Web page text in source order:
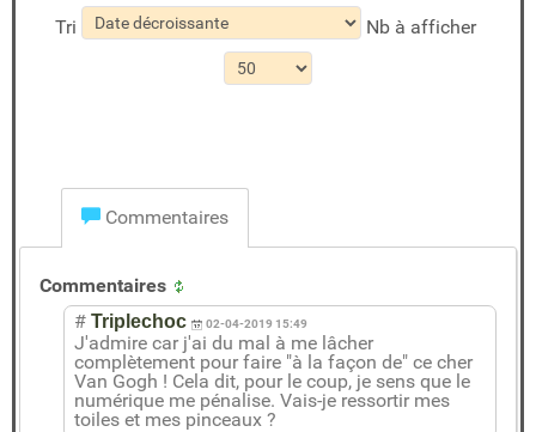
Tri Nb à afficher
Commentaires
Commentaires
# Triplechoc 02-04-2019 15:49
J'admire car j'ai du mal à me lâcher
complètement pour faire "à la façon de" ce cher
Van Gogh ! Cela dit, pour le coup, je sens que le
numérique me pénalise. Vais-je ressortir mes
toiles et mes pinceaux ?